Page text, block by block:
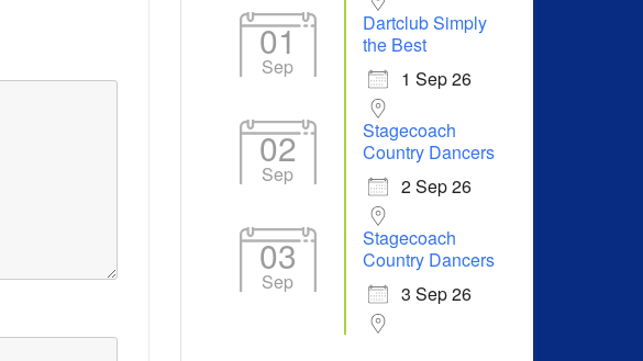
01
Sep
Dartclub Simply
the Best
1 Sep 26
02
Sep
Stagecoach
Country Dancers
2 Sep 26
03
Sep
Stagecoach
Country Dancers
3 Sep 26